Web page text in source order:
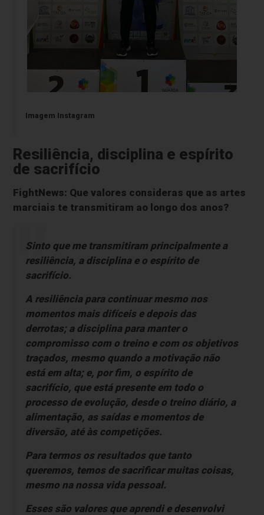
Imagem Instagram
Resiliência, disciplina e espírito
de sacrifício
FightNews: Que valores consideras que as artes
marciais te transmitiram ao longo dos anos?
Sinto que me transmitiram principalmente a
resiliência, a disciplina e o espírito de
sacrifício.
A resiliência para continuar mesmo nos
momentos mais difíceis e depois das
derrotas; a disciplina para manter o
compromisso com o treino e com os objetivos
traçados, mesmo quando a motivação não
está em alta; e, por fim, o espírito de
sacrifício, que está presente em todo o
processo de evolução, desde o treino diário, a
alimentação, as saídas e momentos de
diversão, até às competições.
Para termos os resultados que tanto
queremos, temos de sacrificar muitas coisas,
mesmo na nossa vida pessoal.
Esses são valores que aprendi e desenvolvi